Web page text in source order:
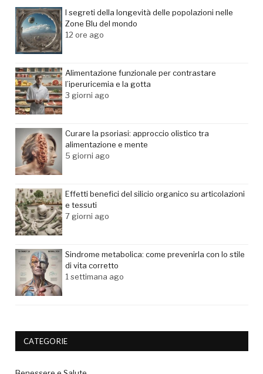
I segreti della longevità delle popolazioni nelle
Zone Blu del mondo
12 ore ago
Alimentazione funzionale per contrastare
l’iperuricemia e la gotta
3 giorni ago
Curare la psoriasi: approccio olistico tra
alimentazione e mente
5 giorni ago
Effetti benefici del silicio organico su articolazioni
e tessuti
7 giorni ago
Sindrome metabolica: come prevenirla con lo stile
di vita corretto
1 settimana ago
CATEGORIE